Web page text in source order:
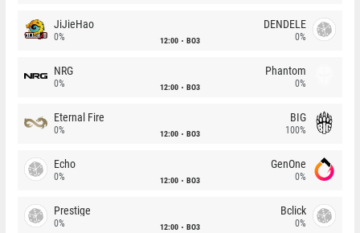
JiJieHao
0% 12:00 BO3
DENDELE
0%
NRG
0% 12:00 BO3
Phantom
0%
Eternal Fire
0% 12:00 BO3
BIG
100%
Echo
0% 12:00 BO3
GenOne
0%
Prestige
0% 12:00 BO3
Bclick
0%